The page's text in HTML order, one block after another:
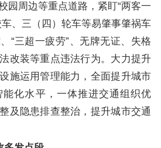
园周边等重点道路，紧盯“两客一
、三（四）轮车等易肇事肇祸车
“三超一疲劳”、无牌无证、失格
改装等重点违法行为。大力提升
施运用管理能力，全面提升城市
化水平，一体推进交通组织优
及隐患排查整治，提升城市交通